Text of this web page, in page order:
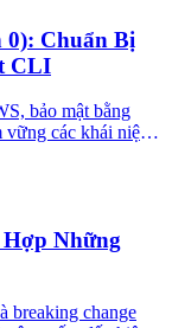
0): Chuẩn Bị
CLI
bảo mật bằng
các khái niệm
Những
breaking change